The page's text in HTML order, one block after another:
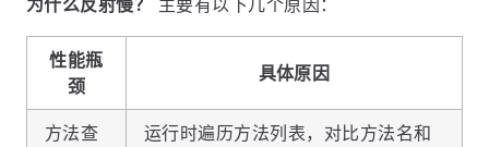
为什么反射慢？ 主要有以下几个原因：
性能瓶
颈
具体原因
方法查
运行时遍历方法列表，对比方法名和